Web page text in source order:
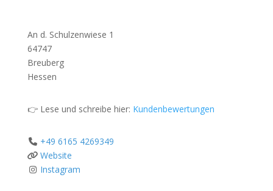
An d. Schulzenwiese 1
64747
Breuberg
Hessen
👉 Lese und schreibe hier: Kundenbewertungen
+49 6165 4269349
Website
Instagram